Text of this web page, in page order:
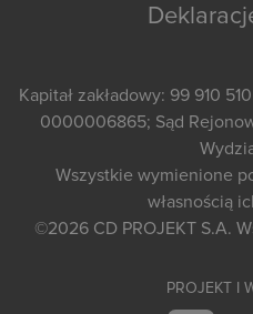
Kapitał zakładowy: 99 910
0000006865; Sąd
Wszystkie wymienione
własnością
©2026 CD PROJEKT S.A.
PROJEKT I